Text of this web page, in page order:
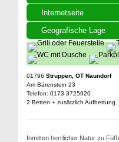
Internetseite
Geografische Lage
01796 Struppen, OT Naundorf
Am Bärenstein 23
Telefon: 0173 3725920
2 Betten + zusätzlich Aufbettung
Inmitten herrlicher Natur zu